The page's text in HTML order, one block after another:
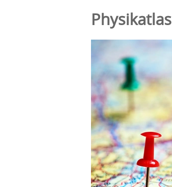
Physikatlas